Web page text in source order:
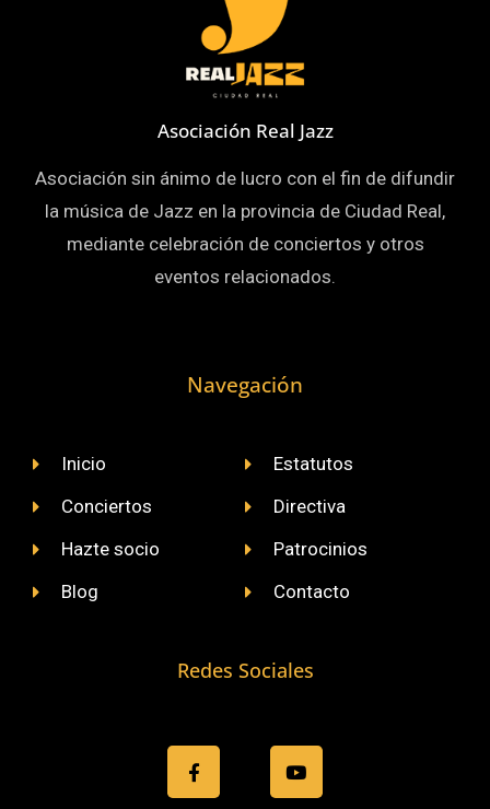
Asociación Real Jazz
Asociación sin ánimo de lucro con el fin de difundir
la música de Jazz en la provincia de Ciudad Real,
mediante celebración de conciertos y otros
eventos relacionados.
Navegación
Inicio
Conciertos
Hazte socio
Blog
Estatutos
Directiva
Patrocinios
Contacto
Redes Sociales